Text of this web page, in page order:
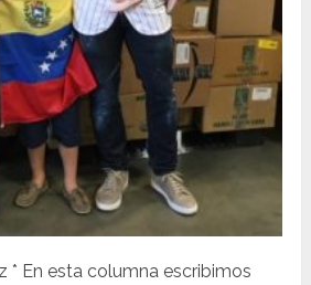
* En esta columna escribimos